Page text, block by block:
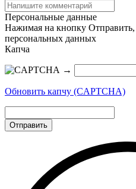
Персональные данные
Нажимая на кнопку Отправить,
персональных данных
Капча
→
Обновить капчу (CAPTCHA)
Отправить